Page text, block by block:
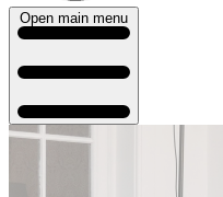
Open main menu